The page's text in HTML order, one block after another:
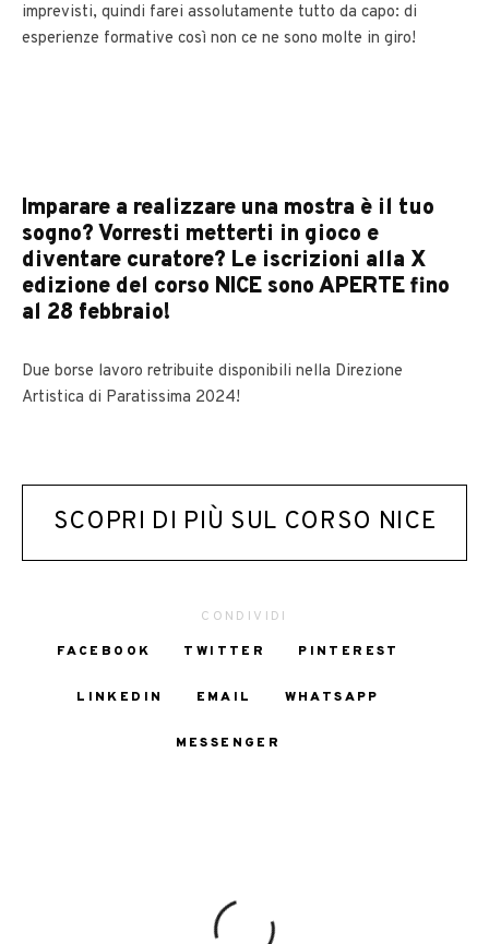
imprevisti, quindi farei assolutamente tutto da capo: di
esperienze formative così non ce ne sono molte in giro!
Imparare a realizzare una mostra è il tuo
sogno? Vorresti metterti in gioco e
diventare curatore? Le iscrizioni alla X
edizione del corso NICE sono APERTE fino
al 28 febbraio!
Due borse lavoro retribuite disponibili nella Direzione
Artistica di Paratissima 2024!
SCOPRI DI PIÙ SUL CORSO NICE
CONDIVIDI
FACEBOOK
TWITTER PINTEREST
LINKEDIN EMAIL WHATSAPP
MESSENGER